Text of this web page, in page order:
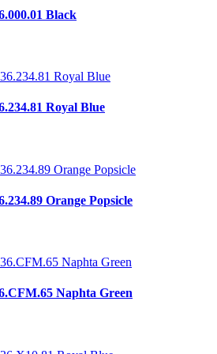
Black
Royal Blue
Orange Popsicle
Naphta Green